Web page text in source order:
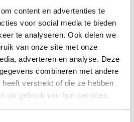
content en advertenties te
voor social media te bieden
te analyseren. Ook delen we
van onze site met onze
adverteren en analyse. Deze
combineren met andere
verstrekt of die ze hebben
uw gebruik van hun services.
net als de Hexxabotics-
voor een lange levensduur en
en vervangingskosten
komen slimme hardware en
bij elkaar, voor een